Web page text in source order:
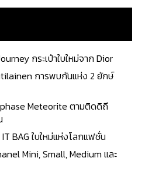
นค้าแต่ละประเภทย่อมมีราคาที่
ปรตามสภาพความต้องการ
ก่าบางรุ่นอาจดูไม่มีค่าสำหรับ
แล้ว สินค้าเก่า ๆ อาจขึ้นแท่น
างเรียกว่า Vintage...
ก็คือ หากดีไซเนอร์พร้อมใจ
เซสเซอรี่ในคอลเลคชั่นที่เป็น
ปลว่า Trend ในช่วงเวลานั้น
ออีกกรณีหนึ่ง Trend ก็อาจเกิด
าราดัง สวมใส่เสื้อผ้าสไตล์วิน
งนั่นก็ทำให้เกิดเป็น Trend ได้
า "แฟชั่นย้อนกลับ" นั้นเป็น
อนไปดูหลักฐานด้านแฟชั่น
เพื่อทำให้คุณได้เห็นว่าต่อเวลา
ชั่นสไตล์ต่างๆ ก็จะวนกลับมา
ซึ่งการวนเวียนของแฟชั่นนั้นก็
กระเป๋าใบใหม่จาก Dior
การพบกันแห่ง 2 ยักษ์
Meteorite ตามติดดิถี
BAG ใบใหม่แห่งโลกแฟชั่น
Mini, Small, Medium และ